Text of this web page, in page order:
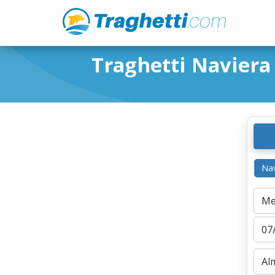
Traghetti